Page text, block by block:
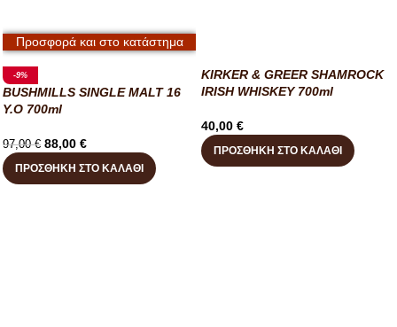
Προσφορά και στο κατάστημα
-9%
BUSHMILLS SINGLE MALT 16
Y.O 700ml
97,00€ 88,00 €
ΠΡΟΣΘΉΚΗ ΣΤΟ ΚΑΛΆΘΙ
KIRKER & GREER SHAMROCK
IRISH WHISKEY 700ml
40,00 €
ΠΡΟΣΘΉΚΗ ΣΤΟ ΚΑΛΆΘΙ